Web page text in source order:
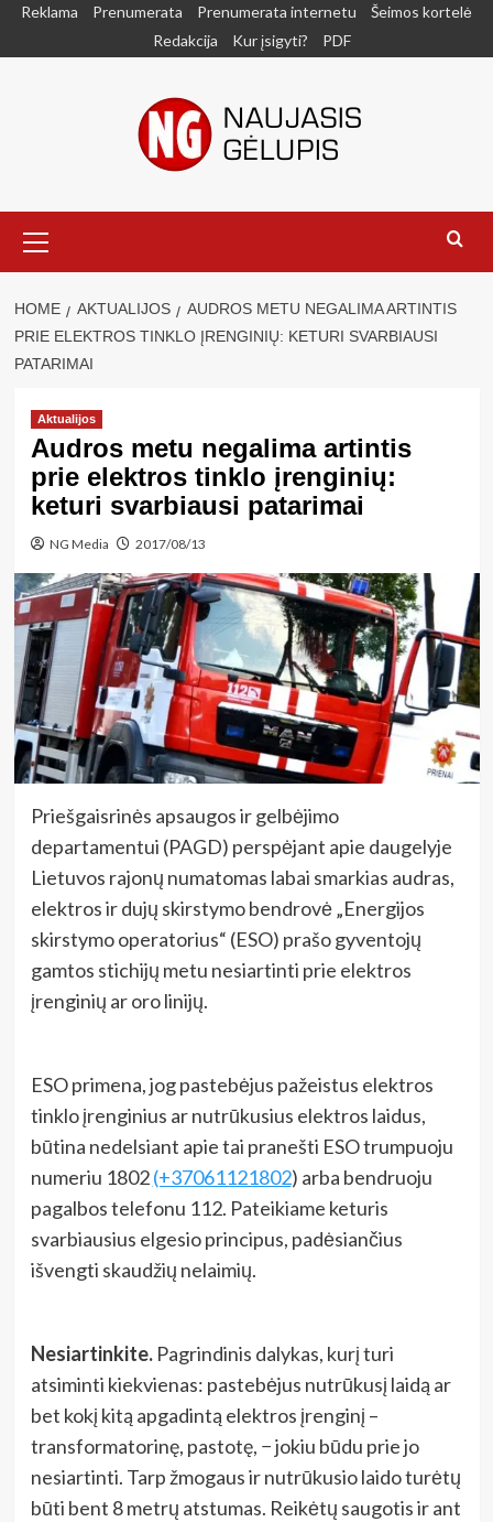
SkipReklama Prenumerata Prenumerata internetu
Šeimos kortelė
Redakcija
Kur įsigyti? PDF
Menu
HOME AKTUALIJOS
AUDROS METU NEGALIMA ARTINTIS
PRIE ELEKTROS TINKLO ĮRENGINIŲ: KETURI SVARBIAUSI
PATARIMAI
Aktualijos
Audros metu negalima artintis
prie elektros tinklo įrenginių:
keturi svarbiausi patarimai
NG Media 2017/08/13
Priešgaisrinės apsaugos ir gelbėjimo
departamentui (PAGD) perspėjant apie daugelyje
Lietuvos rajonų numatomas labai smarkias audras,
elektros ir dujų skirstymo bendrovė „Energijos
skirstymo operatorius“ (ESO) prašo gyventojų
gamtos stichijų metu nesiartinti prie elektros
įrenginių ar oro linijų.
ESO primena, jog pastebėjus pažeistus elektros
tinklo įrenginius ar nutrūkusius elektros laidus,
būtina nedelsiant apie tai pranešti ESO trumpuoju
numeriu 1802(+37061121802) arba bendruoju
pagalbos telefonu 112. Pateikiame keturis
svarbiausius elgesio principus, padėsiančius
išvengti skaudžių nelaimių.
Nesiartinkite.Pagrindinis dalykas, kurį turi
atsiminti kiekvienas: pastebėjus nutrūkusį laidą ar
bet kokį kitą apgadintą elektros įrenginį –
transformatorinę, pastotę, − jokiu būdu prie jo
nesiartinti. Tarp žmogaus ir nutrūkusio laido turėtų
būti bent 8 metrų atstumas. Reikėtų saugotis ir ant